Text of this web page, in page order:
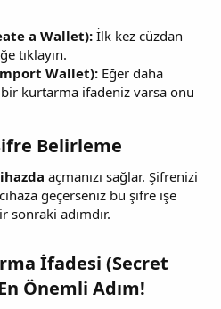
a Wallet):İlk kez cüzdan
tıklayın.
Wallet): Eğer daha
kurtarma ifadeniz varsa onu
Belirleme​
açmanızı sağlar. Şifrenizi
geçerseniz bu şifre işe
sonraki adımdır.
İfadesi (Secret
Önemli Adım!​